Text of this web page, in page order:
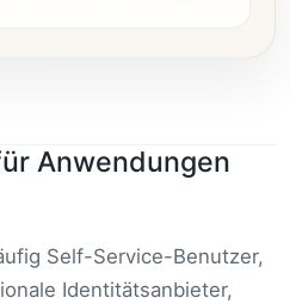
Anwendungen
Self-Service-Benutzer,
Identitätsanbieter,